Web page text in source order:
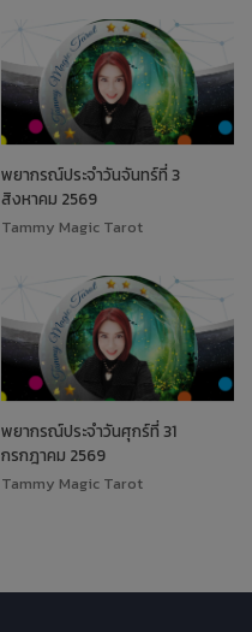
พยากรณ์ประจำวันจันทร์ที่ 3
สิงหาคม 2569
Tammy Magic Tarot
พยากรณ์ประจำวันศุกร์ที่ 31
กรกฎาคม 2569
Tammy Magic Tarot